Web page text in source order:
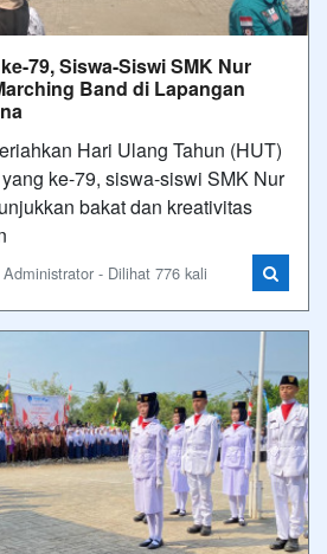
79, Siswa-Siswi SMK Nur
Band di Lapangan
Hari Ulang Tahun (HUT)
ke-79, siswa-siswi SMK Nur
bakat dan kreativitas
- Dilihat 776 kali